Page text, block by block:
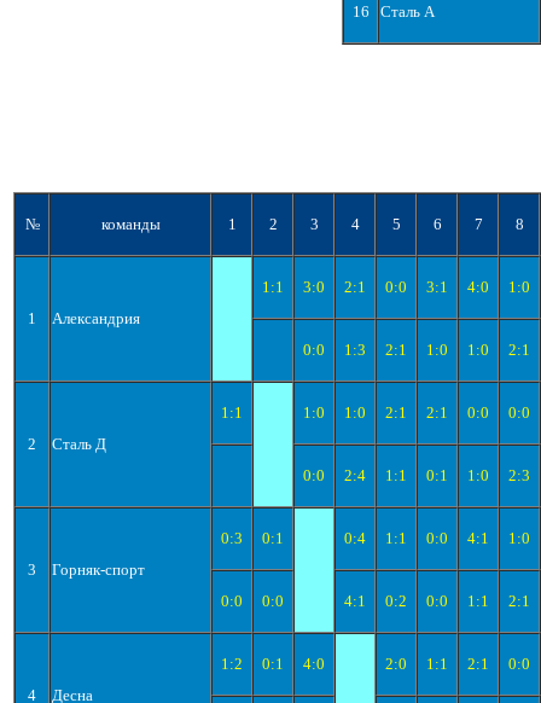
16 Сталь А
№ команды 1 2 3 4 5 6 7 8
1 Александрия
1:1 3:0 2:1 0:0 3:1 4:0 1:0
0:0 1:3 2:1 1:0 1:0 2:1
2 Сталь Д
1:1 1:0 1:0 2:1 2:1 0:0 0:0
0:0 2:4 1:1 0:1 1:0 2:3
3 Горняк-спорт
0:3 0:1 0:4 1:1 0:0 4:1 1:0
0:0 0:0 4:1 0:2 0:0 1:1 2:1
4 Десна
1:2 0:1 4:0 2:0 1:1 2:1 0:0